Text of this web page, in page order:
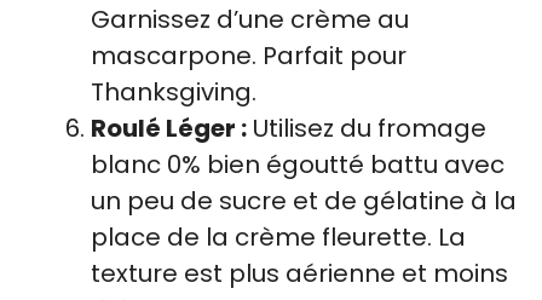
Garnissez d’une crème au
mascarpone. Parfait pour
Thanksgiving.
Roulé Léger : Utilisez du fromage
blanc 0% bien égoutté battu avec
un peu de sucre et de gélatine à la
place de la crème fleurette. La
texture est plus aérienne et moins